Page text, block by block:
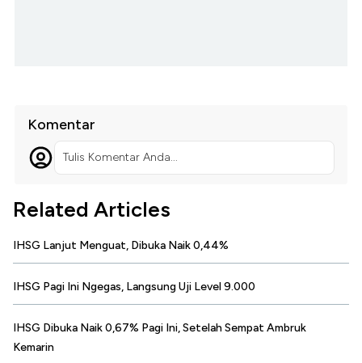
Komentar
Tulis Komentar Anda...
Related Articles
IHSG Lanjut Menguat, Dibuka Naik 0,44%
IHSG Pagi Ini Ngegas, Langsung Uji Level 9.000
IHSG Dibuka Naik 0,67% Pagi Ini, Setelah Sempat Ambruk
Kemarin